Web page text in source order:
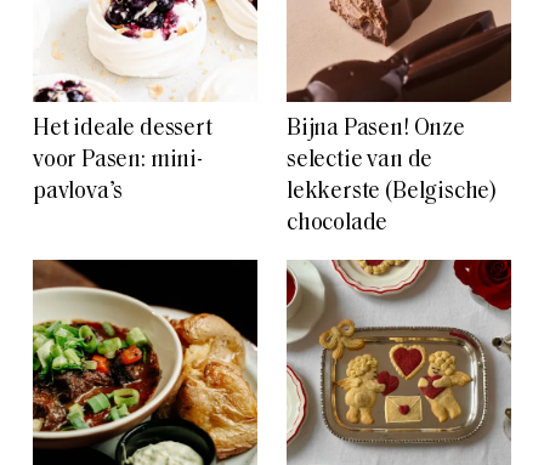
Het ideale dessert
voor Pasen: mini-
pavlova’s
Bijna Pasen! Onze
selectie van de
lekkerste (Belgische)
chocolade